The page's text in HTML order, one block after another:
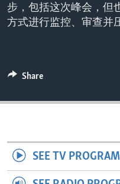
步，包括这次峰会，但
方式进行监控、审查并
Share
SEE TV